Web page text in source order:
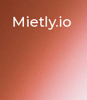
Mietly.io